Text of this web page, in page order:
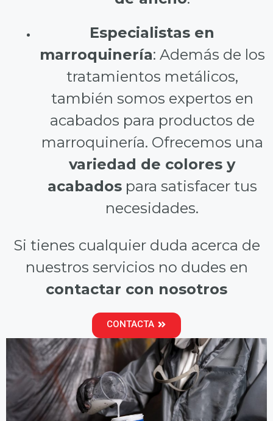
Especialistas en
marroquinería: Además de los
tratamientos metálicos,
también somos expertos en
acabados para productos de
marroquinería. Ofrecemos una
variedad de colores y
acabadospara satisfacer tus
necesidades.
Si tienes cualquier duda acerca de
nuestros servicios no dudes en
contactar con nosotros
CONTACTA